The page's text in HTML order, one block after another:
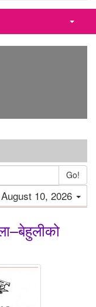
Go!
10, 2026